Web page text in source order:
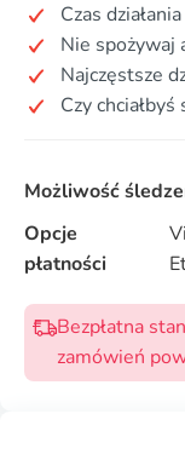
Czas
Nie spożywaj
Najczęstsze
Czy
Możliwość
Opcje
płatności
Bezpłatna
zamówień